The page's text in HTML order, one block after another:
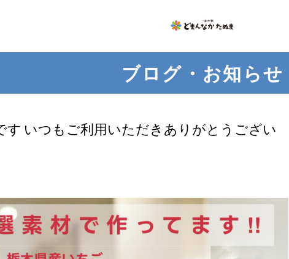
ブログ・お知らせ
す️ いつもご利用いただきありがとうござい